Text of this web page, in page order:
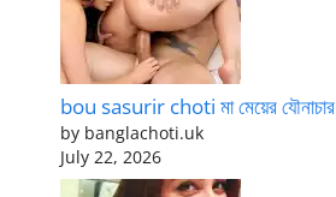
bou sasurir choti মা মেয়ের যৌনাচার
by banglachoti.uk
July 22, 2026